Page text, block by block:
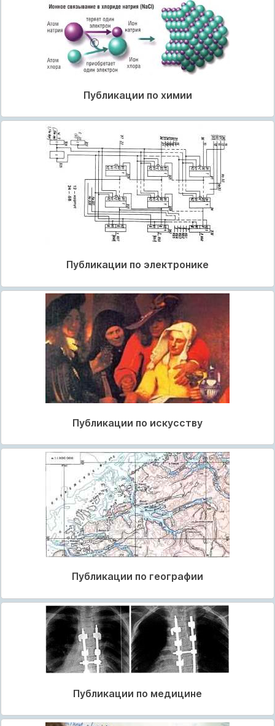
Публикации по химии
Публикации по электронике
Публикации по искусству
Публикации по географии
Публикации по медицине